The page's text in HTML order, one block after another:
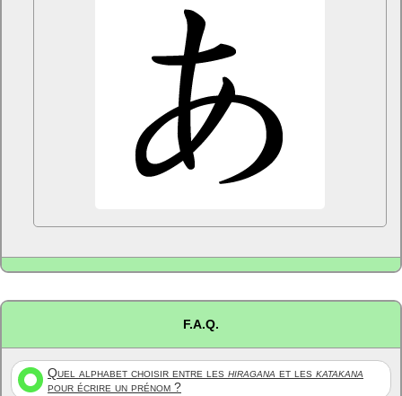
F.A.Q.
Quel alphabet choisir entre les hiragana et les katakana
pour écrire un prénom ?